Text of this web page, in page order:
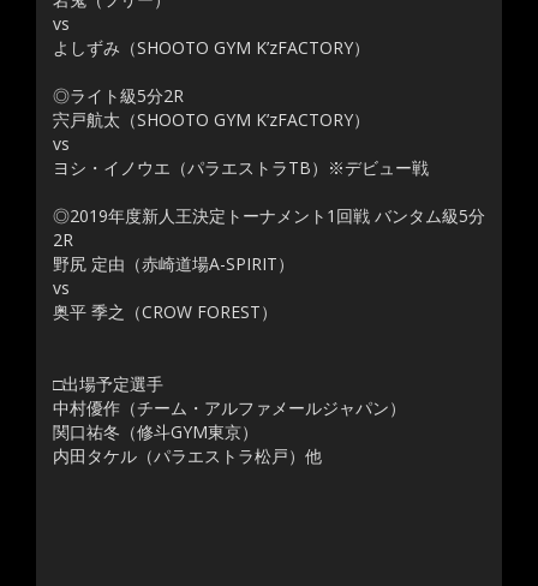
vs
よしずみ（SHOOTO GYM K’zFACTORY）
◎ライト級5分2R
宍戸航太（SHOOTO GYM K’zFACTORY）
vs
ヨシ・イノウエ（パラエストラTB）※デビュー戦
◎2019年度新人王決定トーナメント1回戦 バンタム級5分
2R
野尻 定由（赤崎道場A-SPIRIT）
vs
奥平 季之（CROW FOREST）
□出場予定選手
中村優作（チーム・アルファメールジャパン）
関口祐冬（修斗GYM東京）
内田タケル（パラエストラ松戸）他